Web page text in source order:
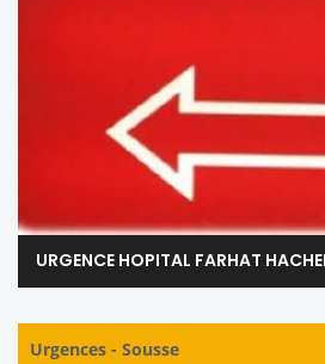
URGENCE HOPITAL FARHAT
Urgences - Sousse